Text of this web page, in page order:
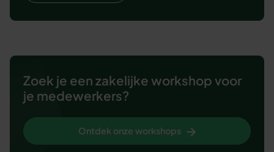
Zoek je een zakelijke workshop voor
je medewerkers?
Ontdek onze workshops